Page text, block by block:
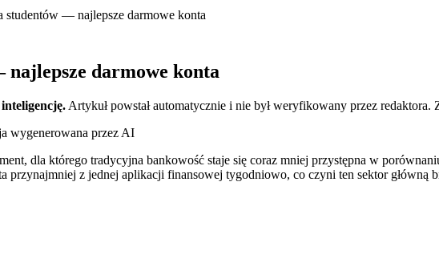
studentów — najlepsze darmowe konta
darmowe konta
Artykuł powstał automatycznie i nie był weryfikowany przez redaktora.
wygenerowana przez AI
dla którego tradycyjna bankowość staje się coraz mniej przystępna w
z jednej aplikacji finansowej tygodniowo, co czyni ten sektor główną